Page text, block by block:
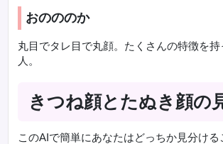
おのののか
丸目でタレ目で丸顔。たくさんの特徴を持
人。
きつね顔とたぬき顔の
このAIで簡単にあなたはどっちか見分ける